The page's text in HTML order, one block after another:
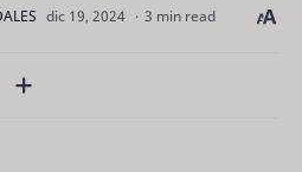
3 min read